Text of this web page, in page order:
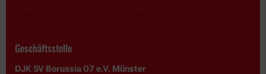
Geschäftsstelle
DJK SV Borussia 07 e.V. Münster